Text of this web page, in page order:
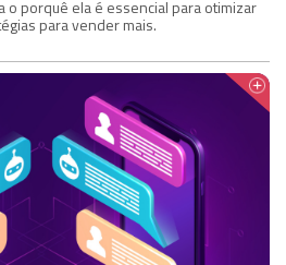
o porquê ela é essencial para otimizar
para vender mais.